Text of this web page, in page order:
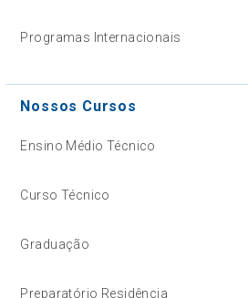
Programas Internacionais
Nossos Cursos
Ensino Médio Técnico
Curso Técnico
Graduação
Preparatório Residência